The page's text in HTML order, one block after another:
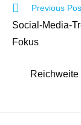
Previous
Social-Media-
Fokus